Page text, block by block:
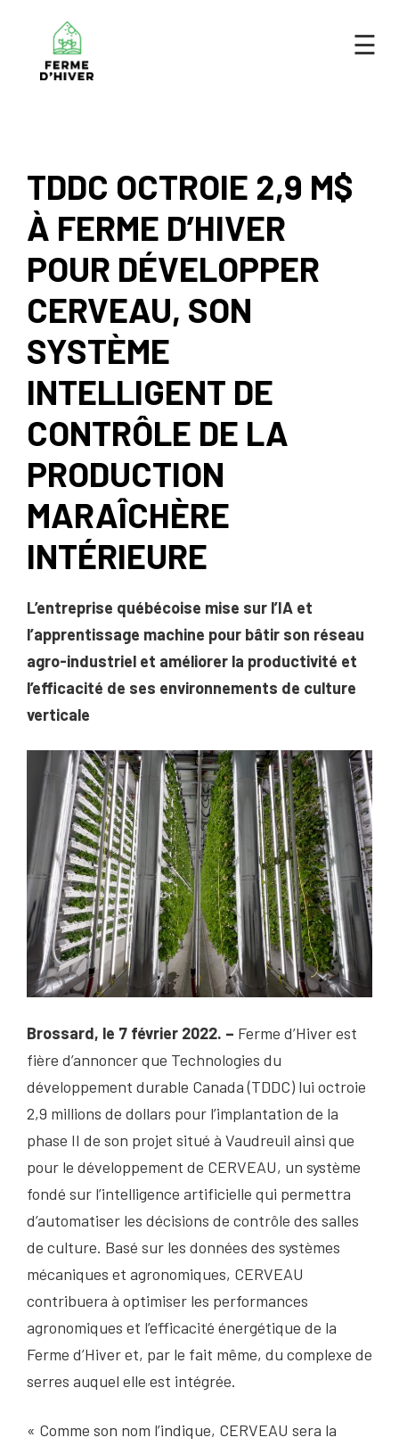
☰
TDDC OCTROIE 2,9 M$
À FERME D’HIVER
POUR DÉVELOPPER
CERVEAU, SON
SYSTÈME
INTELLIGENT DE
CONTRÔLE DE LA
PRODUCTION
MARAÎCHÈRE
INTÉRIEURE
L’entreprise québécoise mise sur l’IA et
l’apprentissage machine pour bâtir son réseau
agro-industriel et améliorer la productivité et
l’efficacité de ses environnements de culture
verticale
Brossard, le 7 février 2022. – Ferme d’Hiver est
fière d’annoncer que Technologies du
développement durable Canada (TDDC) lui octroie
2,9 millions de dollars pour l’implantation de la
phase II de son projet situé à Vaudreuil ainsi que
pour le développement de CERVEAU, un système
fondé sur l’intelligence artificielle qui permettra
d’automatiser les décisions de contrôle des salles
de culture. Basé sur les données des systèmes
mécaniques et agronomiques, CERVEAU
contribuera à optimiser les performances
agronomiques et l’efficacité énergétique de la
Ferme d’Hiver et, par le fait même, du complexe de
serres auquel elle est intégrée.
« Comme son nom l’indique, CERVEAU sera la